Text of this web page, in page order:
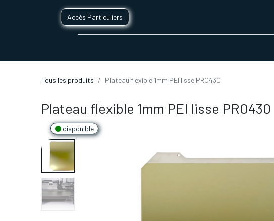
Accès Particuliers
Tous les produits Plateau flexible 1mm PEI lisse PRO430
Plateau flexible 1mm PEI lisse PRO430
disponible